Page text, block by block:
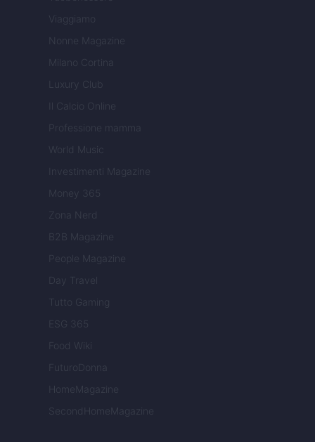
Viaggiamo
Nonne Magazine
Milano Cortina
Luxury Club
Il Calcio Online
Professione mamma
World Music
Investimenti Magazine
Money 365
Zona Nerd
B2B Magazine
People Magazine
Day Travel
Tutto Gaming
ESG 365
Food Wiki
FuturoDonna
HomeMagazine
SecondHomeMagazine